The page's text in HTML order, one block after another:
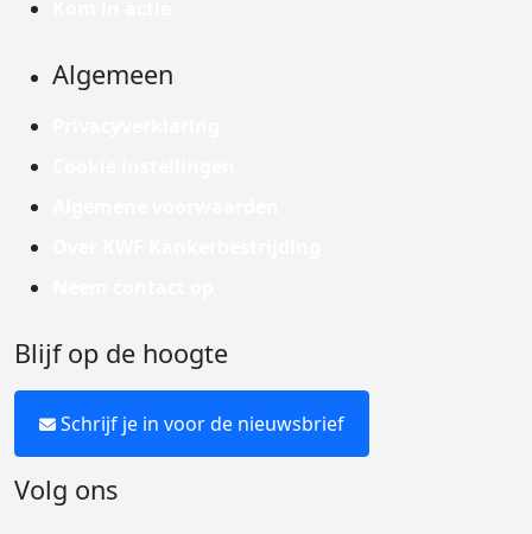
Algemeen
Blijf op de hoogte
Schrijf je in voor de nieuwsbrief
Volg ons